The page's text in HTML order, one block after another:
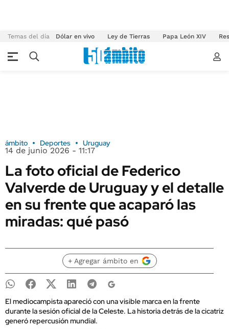
Temas del día Dólar en vivo Ley de Tierras Papa León XIV
ámbito Deportes Uruguay
14 de junio 2026 - 11:17
La foto oficial de Federico
Valverde de Uruguay y el detalle
en su frente que acaparó las
miradas: qué pasó
+ Agregar ámbito en
El mediocampista apareció con una visible marca en la frente
durante la sesión oficial de la Celeste. La historia detrás de la cicatriz
generó repercusión mundial.